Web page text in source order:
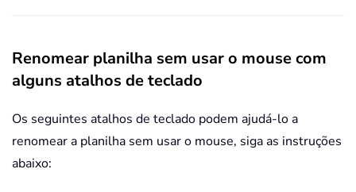
Renomear planilha sem usar o mouse com
alguns atalhos de teclado
Os seguintes atalhos de teclado podem ajudá-lo a
renomear a planilha sem usar o mouse, siga as instruções
abaixo: